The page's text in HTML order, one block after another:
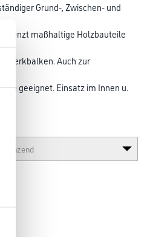
Grund-, Zwischen- und
maßhaltige Holzbauteile
Auch zur
geeignet. Einsatz im Innen u.